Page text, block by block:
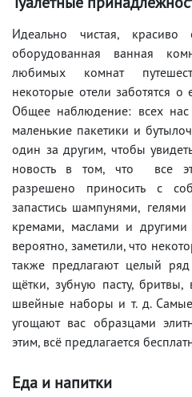
Идеально чистая,
оборудованная ванная
любимых комнат
некоторые отели заботятся
Общее наблюдение: всех нас
маленькие пакетики и
один за другим, чтобы
новость в том, что все
разрешено приносить с
запастись шампунями,
кремами, маслами и
вероятно, заметили, что
также предлагают целый
щётки, зубную пасту, бритвы,
швейные наборы и т. д.
угощают вас образцами
этим, всё предлагается
Еда и напитки